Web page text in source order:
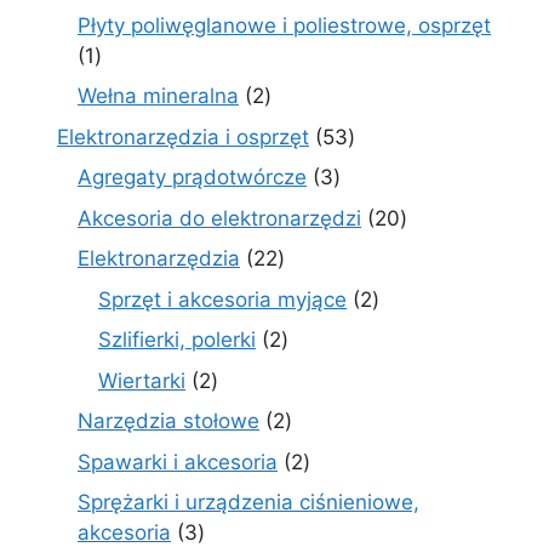
produkty
Płyty poliwęglanowe i poliestrowe, osprzęt
11
produkt
Wełna mineralna 22
produkty
Elektronarzędzia i osprzęt 5353
Agregaty prądotwórcze 33
produkty
Akcesoria do elektronarzędzi 2020
Elektronarzędzia 2222
produkty
Sprzęt i akcesoria myjące 22
Szlifierki, polerki 22
Wiertarki 22
produkty
Narzędzia stołowe 22
produkty
Spawarki i akcesoria 22
produkty
Sprężarki i urządzenia ciśnieniowe,
akcesoria
33